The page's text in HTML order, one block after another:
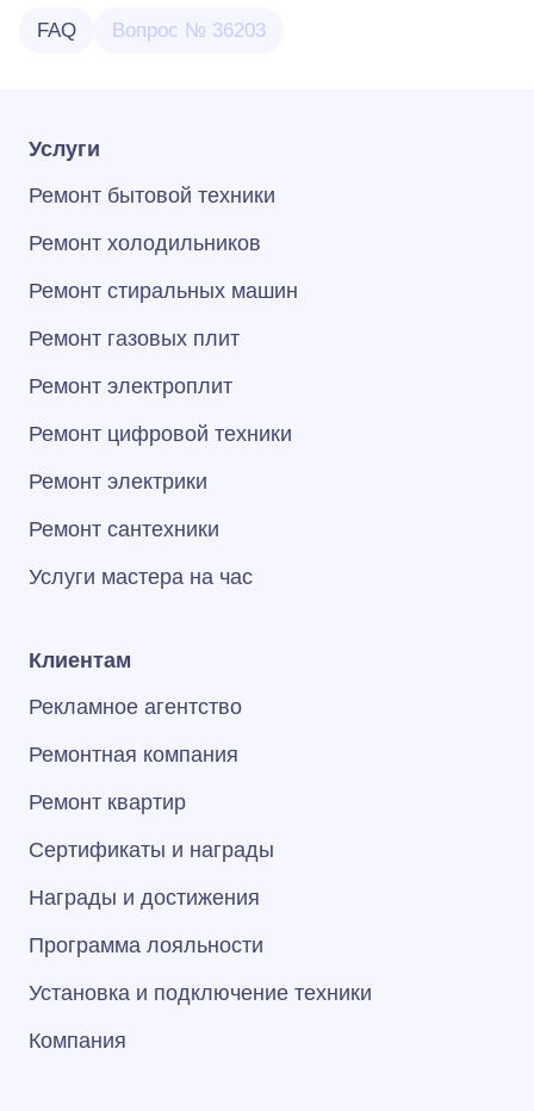
FAQ Вопрос № 36203
Услуги
Ремонт бытовой техники
Ремонт холодильников
Ремонт стиральных машин
Ремонт газовых плит
Ремонт электроплит
Ремонт цифровой техники
Ремонт электрики
Ремонт сантехники
Услуги мастера на час
Клиентам
Рекламное агентство
Ремонтная компания
Ремонт квартир
Сертификаты и награды
Награды и достижения
Программа лояльности
Установка и подключение техники
Компания